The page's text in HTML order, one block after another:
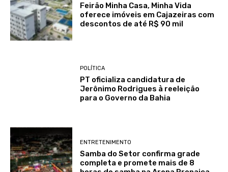
Feirão Minha Casa, Minha Vida
oferece imóveis em Cajazeiras com
descontos de até R$ 90 mil
POLÍTICA
PT oficializa candidatura de
Jerônimo Rodrigues à reeleição
para o Governo da Bahia
ENTRETENIMENTO
Samba do Setor confirma grade
completa e promete mais de 8